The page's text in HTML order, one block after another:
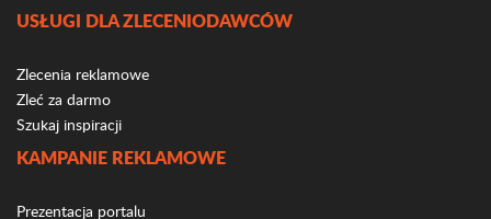
USŁUGI DLA ZLECENIODAWCÓW
Zlecenia reklamowe
Zleć za darmo
Szukaj inspiracji
KAMPANIE REKLAMOWE
Prezentacja portalu